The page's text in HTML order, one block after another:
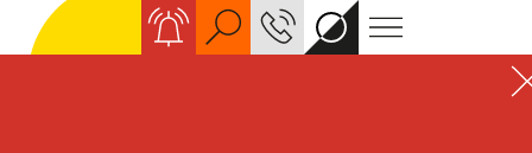
SucheKONTAKTKontrastreiche
Navigation